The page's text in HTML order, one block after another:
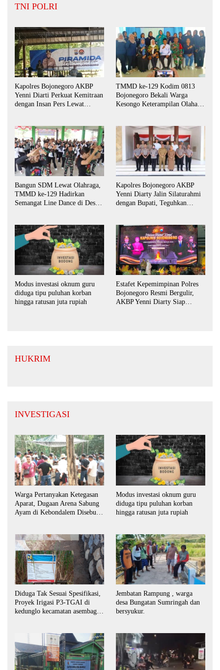
TNI POLRI
Kapolres Bojonegoro AKBP
Yenni Diarti Perkuat Kemitraan
dengan Insan Pers Lewat
TMMD ke-129 Kodim 0813
Bojonegoro Bekali Warga
Kesongo Keterampilan Olahan
Bangun SDM Lewat Olahraga,
TMMD ke-129 Hadirkan
Semangat Line Dance di Desa
Kapolres Bojonegoro AKBP
Yenni Diarty Jalin Silaturahmi
dengan Bupati, Teguhkan
Modus investasi oknum guru
diduga tipu puluhan korban
hingga ratusan juta rupiah
Estafet Kepemimpinan Polres
Bojonegoro Resmi Bergulir,
AKBP Yenni Diarty Siap
HUKRIM
INVESTIGASI
Warga Pertanyakan Ketegasan
Aparat, Dugaan Arena Sabung
Ayam di Kebondalem Disebut
Modus investasi oknum guru
diduga tipu puluhan korban
hingga ratusan juta rupiah
Diduga Tak Sesuai Spesifikasi,
Proyek Irigasi P3-TGAI di
kedunglo kecamatan asembagus
Jembatan Rampung , warga
desa Bungatan Sumringah dan
bersyukur.